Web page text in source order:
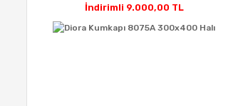
İndirimli 9.000,00 TL